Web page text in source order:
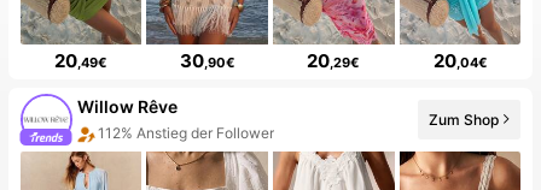
20,49€ 30,90€ 20 ,29€ 20,04€
Willow Rêve
112% Anstieg der Follower
Zum Shop